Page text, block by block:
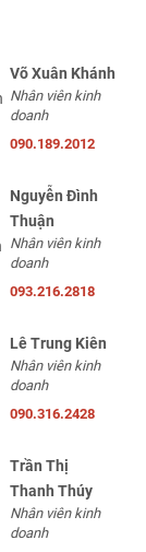
Võ Xuân Khánh
Nhân viên kinh
doanh
090.189.2012
Nguyễn Đình
Thuận
Nhân viên kinh
doanh
093.216.2818
Lê Trung Kiên
Nhân viên kinh
doanh
090.316.2428
Trần Thị
Thanh Thúy
Nhân viên kinh
doanh